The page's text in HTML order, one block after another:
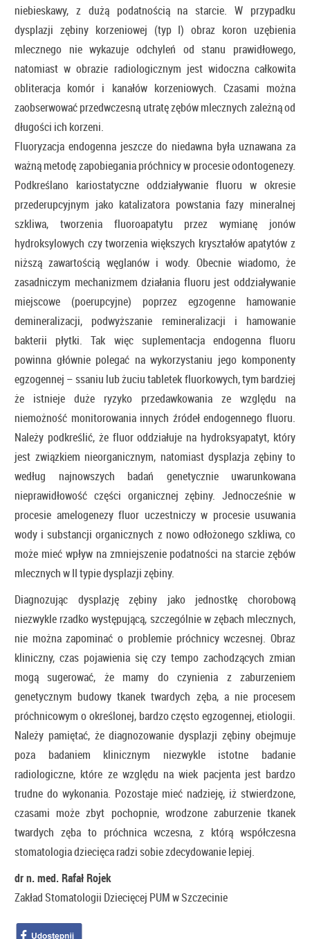
niebieskawy, z dużą podatnością na starcie. W przypadku
dysplazji zębiny korzeniowej (typ I) obraz koron uzębienia
mlecznego nie wykazuje odchyleń od stanu prawidłowego,
natomiast w obrazie radiologicznym jest widoczna całkowita
obliteracja komór i kanałów korzeniowych. Czasami można
zaobserwować przedwczesną utratę zębów mlecznych zależną od
długości ich korzeni.
Fluoryzacja endogenna jeszcze do niedawna była uznawana za
ważną metodę zapobiegania próchnicy w procesie odontogenezy.
Podkreślano kariostatyczne oddziaływanie fluoru w okresie
przederupcyjnym jako katalizatora powstania fazy mineralnej
szkliwa, tworzenia fluoroapatytu przez wymianę jonów
hydroksylowych czy tworzenia większych kryształów apatytów z
niższą zawartością węglanów i wody. Obecnie wiadomo, że
zasadniczym mechanizmem działania fluoru jest oddziaływanie
miejscowe (poerupcyjne) poprzez egzogenne hamowanie
demineralizacji, podwyższanie remineralizacji i hamowanie
bakterii płytki. Tak więc suplementacja endogenna fluoru
powinna głównie polegać na wykorzystaniu jego komponenty
egzogennej – ssaniu lub żuciu tabletek fluorkowych, tym bardziej
że istnieje duże ryzyko przedawkowania ze względu na
niemożność monitorowania innych źródeł endogennego fluoru.
Należy podkreślić, że fluor oddziałuje na hydroksyapatyt, który
jest związkiem nieorganicznym, natomiast dysplazja zębiny to
według najnowszych badań genetycznie uwarunkowana
nieprawidłowość części organicznej zębiny. Jednocześnie w
procesie amelogenezy fluor uczestniczy w procesie usuwania
wody i substancji organicznych z nowo odłożonego szkliwa, co
może mieć wpływ na zmniejszenie podatności na starcie zębów
mlecznych w II typie dysplazji zębiny.
Diagnozując dysplazję zębiny jako jednostkę chorobową
niezwykle rzadko występującą, szczególnie w zębach mlecznych,
nie można zapominać o problemie próchnicy wczesnej. Obraz
kliniczny, czas pojawienia się czy tempo zachodzących zmian
mogą sugerować, że mamy do czynienia z zaburzeniem
genetycznym budowy tkanek twardych zęba, a nie procesem
próchnicowym o określonej, bardzo często egzogennej, etiologii.
Należy pamiętać, że diagnozowanie dysplazji zębiny obejmuje
poza badaniem klinicznym niezwykle istotne badanie
radiologiczne, które ze względu na wiek pacjenta jest bardzo
trudne do wykonania. Pozostaje mieć nadzieję, iż stwierdzone,
czasami może zbyt pochopnie, wrodzone zaburzenie tkanek
twardych zęba to próchnica wczesna, z którą współczesna
stomatologia dziecięca radzi sobie zdecydowanie lepiej.
dr n. med. Rafał Rojek
Zakład Stomatologii Dziecięcej PUM w Szczecinie